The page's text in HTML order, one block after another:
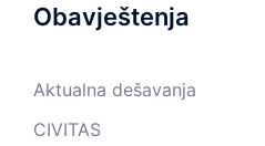
Obavještenja
Aktualna dešavanja
CIVITAS